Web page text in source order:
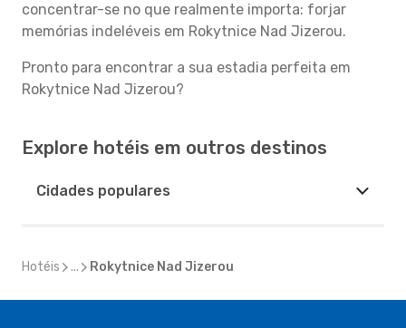
concentrar-se no que realmente importa: forjar
memórias indeléveis em Rokytnice Nad Jizerou.
Pronto para encontrar a sua estadia perfeita em
Rokytnice Nad Jizerou?
Explore hotéis em outros destinos
Cidades populares
Hotéis ... Rokytnice Nad Jizerou